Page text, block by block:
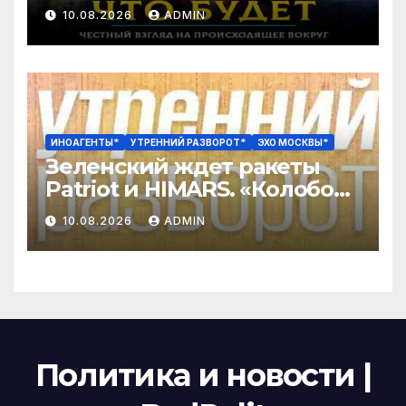
10.08.2026 ADMIN
ИНОАГЕНТЫ* УТРЕННИЙ РАЗВОРОТ* ЭХО МОСКВЫ*
Зеленский ждет ракеты
Patriot и HIMARS. «Колобок»
против «Человека паука».
Путин наградил ST/
Орешкин*
10.08.2026 ADMIN
Политика и новости |